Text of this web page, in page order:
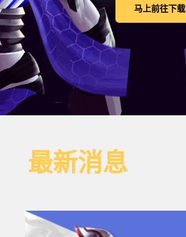
马上前往下载
最新消息